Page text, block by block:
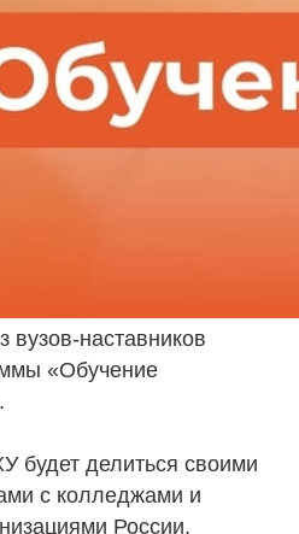
наставников
«Обучение
будет делиться своими
с колледжами и
России,